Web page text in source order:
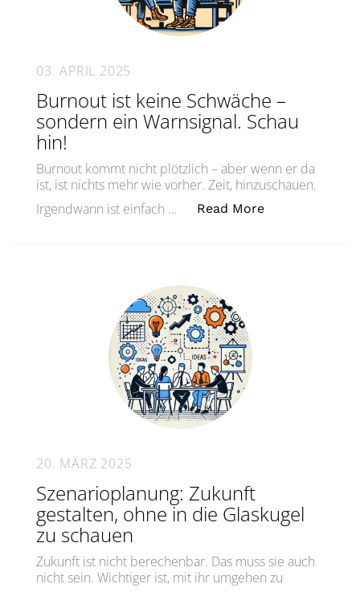
03. APRIL 2025
Burnout ist keine Schwäche –
sondern ein Warnsignal. Schau
hin!
Burnout kommt nicht plötzlich – aber wenn er da
ist, ist nichts mehr wie vorher. Zeit, hinzuschauen.
Irgendwann ist einfach …
Read More„Burnout ist
20. MÄRZ 2025
Szenarioplanung: Zukunft
gestalten, ohne in die Glaskugel
zu schauen
Zukunft ist nicht berechenbar. Das muss sie auch
nicht sein. Wichtiger ist, mit ihr umgehen zu